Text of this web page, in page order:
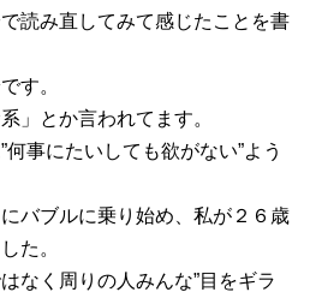
読み直してみて感じたことを書
す。
」とか言われてます。
事にたいしても欲がない”よう
バブルに乗り始め、私が２６歳
た。
なく周りの人みんな”目をギラ